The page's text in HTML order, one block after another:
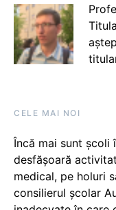
CELE MAI NOI
Încă mai sunt școli
desfășoară
medical, pe holuri
consilierul școlar